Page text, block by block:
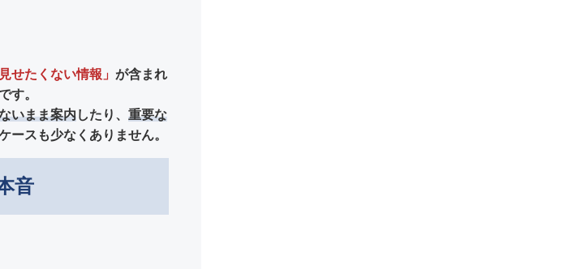
見せたくない情報」 が含まれ
す。
いまま案内したり、 重要な
ースも少なくありません。
音